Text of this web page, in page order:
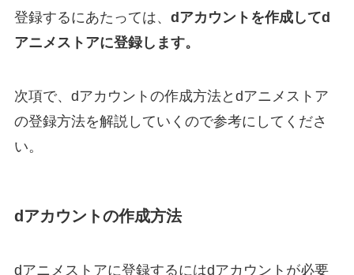
登録するにあたっては、 dアカウントを作成してd
アニメストアに登録します。
次項で、dアカウントの作成方法とdアニメストア
の登録方法を解説していくので参考にしてくださ
い。
dアカウントの作成方法
dアニメストアに登録するにはdアカウントが必要